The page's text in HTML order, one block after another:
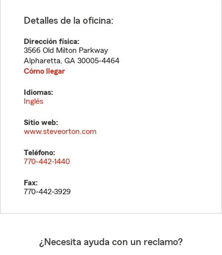
Detalles de la oficina:
Dirección física:
3566 Old Milton Parkway
Alpharetta, GA 30005-4464
Cómo llegar
Idiomas:
Inglés
Sitio web:
www.steveorton.com
Teléfono:
770-442-1440
Fax:
770-442-3929
¿Necesita ayuda con un reclamo?